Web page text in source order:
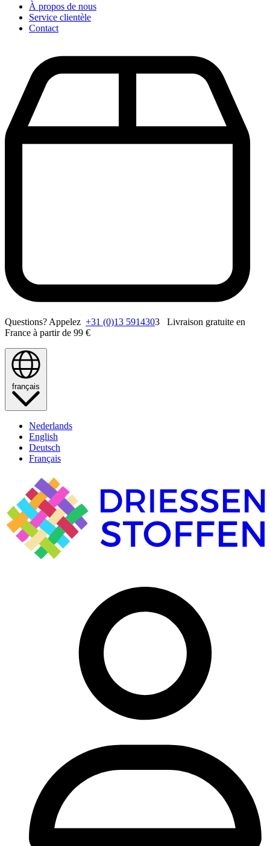
À propos de nous
Service clientèle
Contact
Questions? Appelez +31 (0)13 5914303 Livraison gratuite en
France à partir de 99 €
français
Nederlands
English
Deutsch
Français